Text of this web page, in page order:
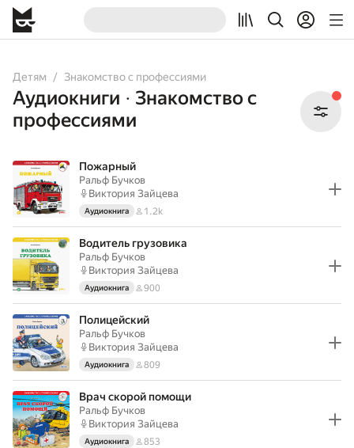
Детям Знакомство с профессиями
AllBooks Audiobooks
Аудиокниги •
Знакомство с
профессиями
Пожарный
Ральф Бучков
Виктория Зайцева
Аудиокнига 1.2k
Водитель грузовика
Ральф Бучков
Виктория Зайцева
Аудиокнига 900
Полицейский
Ральф Бучков
Виктория Зайцева
Аудиокнига 809
Врач скорой помощи
Ральф Бучков
Виктория Зайцева
Аудиокнига 853